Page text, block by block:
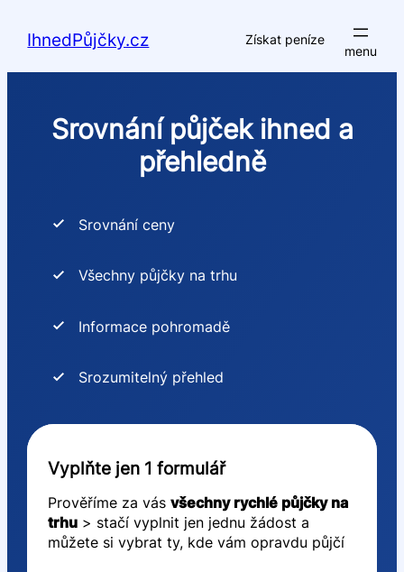
IhnedPůjčky.cz Získat peníze
Srovnání půjček ihned a
přehledně
Srovnání ceny
Všechny půjčky na trhu
Informace pohromadě
Srozumitelný přehled
Vyplňte jen 1 formulář
Prověříme za vás všechny rychlé půjčky na
trhu> stačí vyplnit jen jednu žádost a
můžete si vybrat ty, kde vám opravdu půjčí